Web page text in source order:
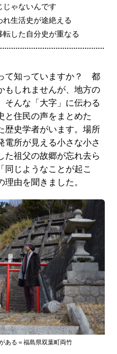
じゃないんです
生活史が途絶える
した自分史が重なる
て知っていますか？ 都
もしれませんが、地方の
そんな「大字」に伝わる
と住民の声をまとめた
歴史学者がいます。場所
電所が見える小さな小さ
た祖父の故郷が忘れ去ら
同じようなことが起こ
由を聞きました。
ある＝福島県双葉町両竹